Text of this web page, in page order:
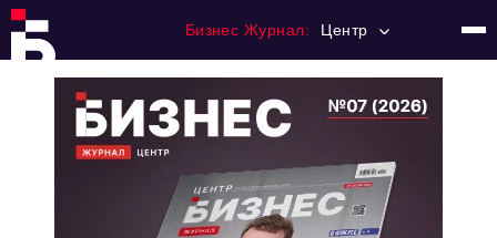
Бизнес Журнал: Центр